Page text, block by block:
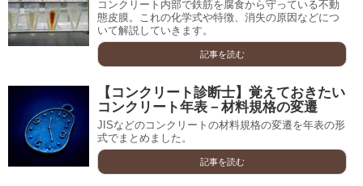
コンクリート内部で鉄筋を腐食から守っている不動
態皮膜。これの化学式や特徴、消失の原因などにつ
いて解説していきます。
記事を読む
【コンクリート診断士】覚えておきたい
コンクリート年表－材料規格の変遷
JISなどのコンクリートの材料規格の変遷を年表の形
式でまとめました。
記事を読む